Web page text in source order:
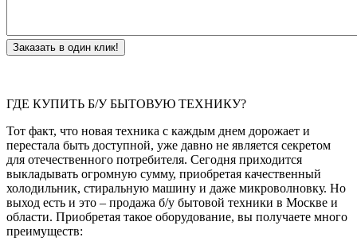
Заказать в один клик!
ГДЕ КУПИТЬ Б/У БЫТОВУЮ ТЕХНИКУ?
Тот факт, что новая техника с каждым днем дорожает и
перестала быть доступной, уже давно не является секретом
для отечественного потребителя. Сегодня приходится
выкладывать огромную сумму, приобретая качественный
холодильник, стиральную машину и даже микроволновку. Но
выход есть и это – продажа б/у бытовой техники в Москве и
области. Приобретая такое оборудование, вы получаете много
преимуществ: